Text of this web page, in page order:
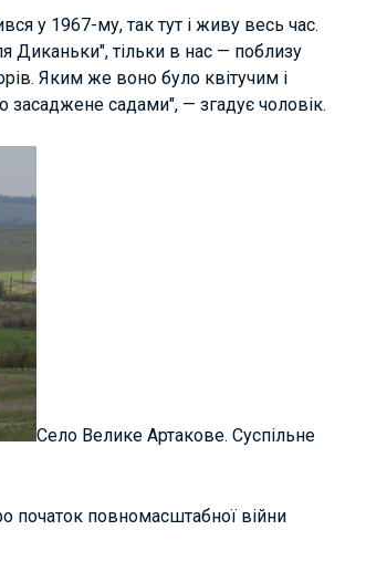
у 1967-му, так тут і живу весь час.
Диканьки", тільки в нас — поблизу
Яким же воно було квітучим і
засаджене садами", — згадує чоловік.
Село Велике Артакове. Суспільне
початок повномасштабної війни